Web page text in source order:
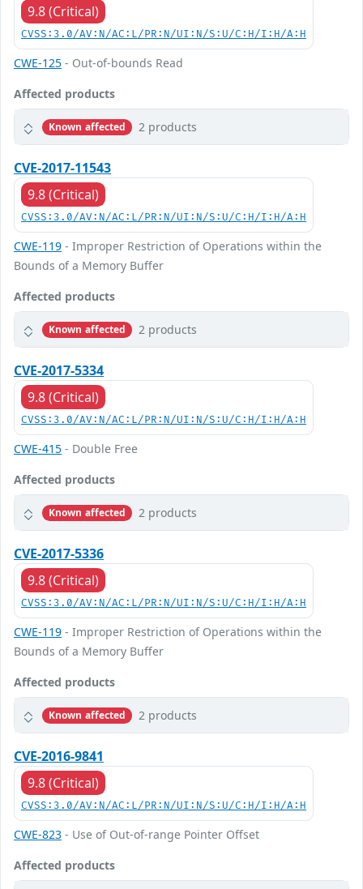
9.8 (Critical)
CVSS:3.0/AV:N/AC:L/PR:N/UI:N/S:U/C:H/I:H/A:H
CWE-125 - Out-of-bounds Read
Affected products
Known affected 2 products
CVE-2017-11543
9.8 (Critical)
CVSS:3.0/AV:N/AC:L/PR:N/UI:N/S:U/C:H/I:H/A:H
CWE-119 - Improper Restriction of Operations within the
Bounds of a Memory Buffer
Affected products
Known affected 2 products
CVE-2017-5334
9.8 (Critical)
CVSS:3.0/AV:N/AC:L/PR:N/UI:N/S:U/C:H/I:H/A:H
CWE-415 - Double Free
Affected products
Known affected 2 products
CVE-2017-5336
9.8 (Critical)
CVSS:3.0/AV:N/AC:L/PR:N/UI:N/S:U/C:H/I:H/A:H
CWE-119 - Improper Restriction of Operations within the
Bounds of a Memory Buffer
Affected products
Known affected 2 products
CVE-2016-9841
9.8 (Critical)
CVSS:3.0/AV:N/AC:L/PR:N/UI:N/S:U/C:H/I:H/A:H
CWE-823 - Use of Out-of-range Pointer Offset
Affected products